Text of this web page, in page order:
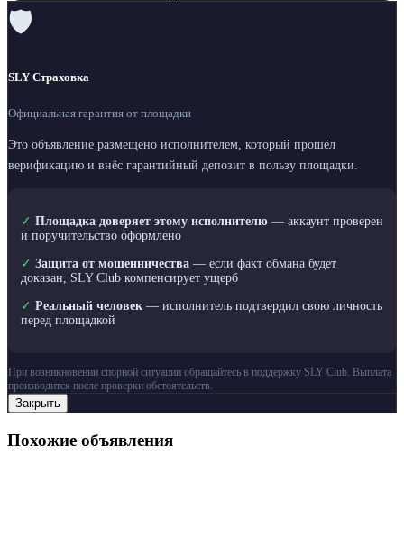
🛡
SLY Страховка
Официальная гарантия от площадки
Это объявление размещено исполнителем, который прошёл
верификацию и внёс гарантийный депозит в пользу площадки.
✓ Площадка доверяет этому исполнителю — аккаунт проверен
и поручительство оформлено
✓ Защита от мошенничества — если факт обмана будет
доказан, SLY Club компенсирует ущерб
✓ Реальный человек — исполнитель подтвердил свою личность
перед площадкой
При возникновении спорной ситуации обращайтесь в поддержку SLY Club. Выплата
производится после проверки обстоятельств.
Закрыть
Похожие объявления